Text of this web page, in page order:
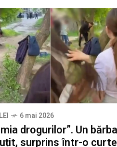
6 mai 2026
drogurilor”. Un
surprins într-o curte